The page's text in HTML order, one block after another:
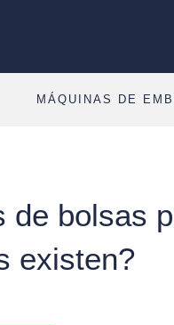
MÁQUINAS DE
de bolsas
existen?